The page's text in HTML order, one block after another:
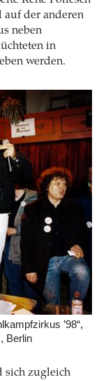
auf der anderen
neben
in
werden.
’98“,
Berlin
sich zugleich